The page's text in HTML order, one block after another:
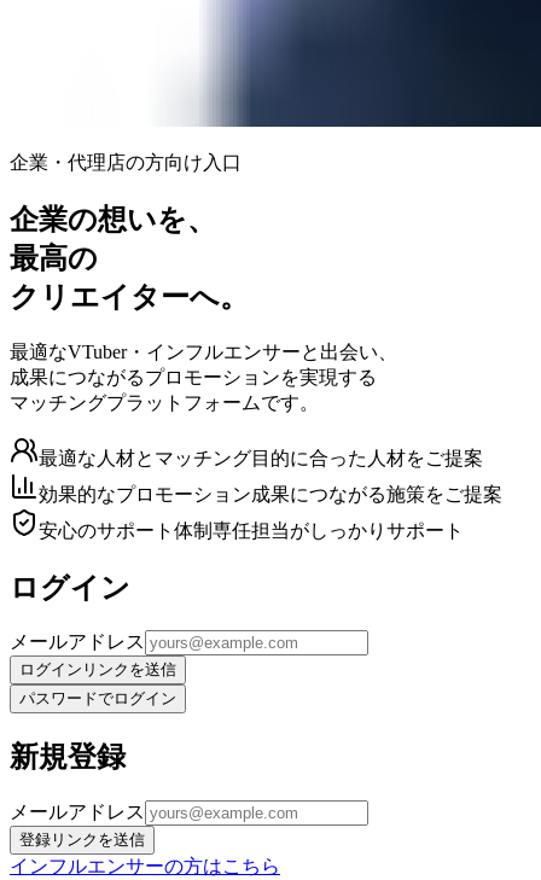
企業・代理店の方向け入口
企業の想いを、
最高の
クリエイターへ。
最適なVTuber・インフルエンサーと出会い、
成果につながるプロモーションを実現する
マッチングプラットフォームです。
最適な人材とマッチング目的に合った人材をご提案
効果的なプロモーション成果につながる施策をご提案
安心のサポート体制 専任担当がしっかりサポート
ログイン
メールアドレス
ログインリンクを送信
パスワードでログイン
新規登録
メールアドレス
登録リンクを送信
インフルエンサーの方はこちら